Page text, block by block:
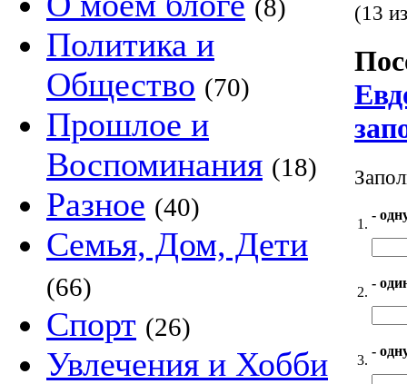
(8)
Политика и
Общество (70)
Прошлое и
Воспоминания (18)
Разное (40)
Семья, Дом, Дети
(66)
Спорт (26)
Увлечения и Хобби
(13
1.
-
2.
-
3.
-